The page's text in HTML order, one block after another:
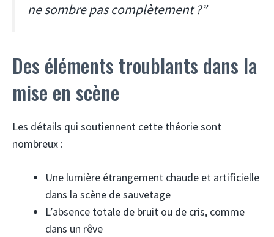
ne sombre pas complètement ?”
Des éléments troublants dans la
mise en scène
Les détails qui soutiennent cette théorie sont
nombreux :
Une lumière étrangement chaude et artificielle
dans la scène de sauvetage
L’absence totale de bruit ou de cris, comme
dans un rêve